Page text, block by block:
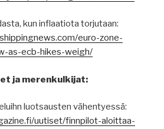
kun inflaatiota torjutaan:
euro-zone-
as-ecb-hikes-weigh/
ja merenkulkijat:
luotsausten vähentyessä:
uutiset/finnpilot-aloittaa-